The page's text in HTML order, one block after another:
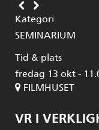
Kategori
SEMINARIUM
Tid & plats
fredag 13 okt -
FILMHUSET
VR I